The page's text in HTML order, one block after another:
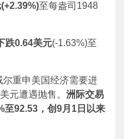
至每盎司1948
跌0.64美元(-1.63%)至
尔重申美国经济需要进
元遭遇抛售。 洲际交易
至92.53，创9月1日以来